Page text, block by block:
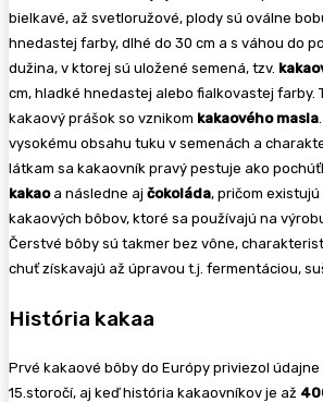
bielkavé, až svetloružové, plody sú oválne
hnedastej farby, dlhé do 30 cm a s váhou do
dužina, v ktorej sú uložené semená, tzv.
cm, hladké hnedastej alebo fialkovastej farby.
kakaový prášok so vznikom kakaového masla
vysokému obsahu tuku v semenách a
látkam sa kakaovník pravý pestuje ako
kakaoa následne aj čokoláda, pričom
kakaových bôbov, ktoré sa používajú na
Čerstvé bôby sú takmer bez vône,
chuť získavajú až úpravou t.j. fermentáciou,
História kakaa
Prvé kakaové bôby do Európy priviezol údajne
15.storočí, aj keď história kakaovníkov je až